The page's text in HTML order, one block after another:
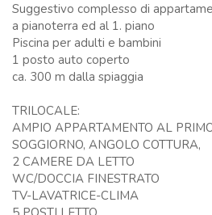
Suggestivo complesso di
a pianoterra ed al 1. piano
Piscina per adulti e bambini
1 posto auto coperto
ca. 300 m dalla spiaggia
TRILOCALE:
AMPIO APPARTAMENTO AL
SOGGIORNO, ANGOLO COTTURA,
2 CAMERE DA LETTO
WC/DOCCIA FINESTRATO
TV-LAVATRICE-CLIMA